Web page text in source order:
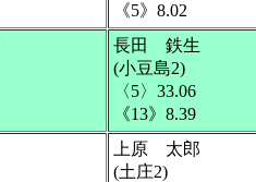
《5》8.02
長田 鉄生
(小豆島2)
〈5〉33.06
《13》8.39
上原 太郎
(土庄2)